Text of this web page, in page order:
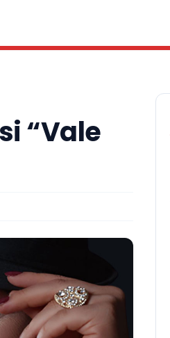
“Vale